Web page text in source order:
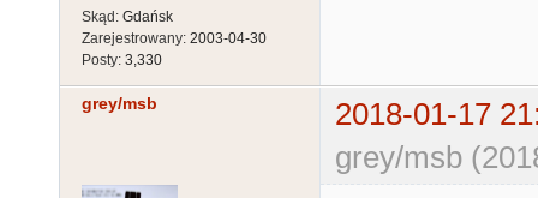
Skąd: Gdańsk
Zarejestrowany: 2003-04-30
Posty: 3,330
grey/msb
2018-01-17
grey/msb